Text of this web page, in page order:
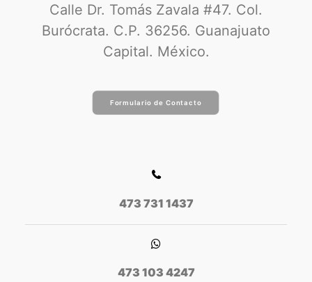
Calle Dr. Tomás Zavala #47. Col.
Burócrata. C.P. 36256. Guanajuato
Capital. México.
Formulario de Contacto
473 731 1437
473 103 4247